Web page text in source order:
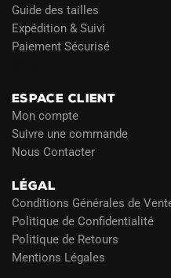
Guide des tailles
Expédition & Suivi
Paiement Sécurisé
ESPACE CLIENT
Mon compte
Suivre une commande
Nous Contacter
LÉGAL
Conditions Générales de
Politique de Confidentialité
Politique de Retours
Mentions Légales